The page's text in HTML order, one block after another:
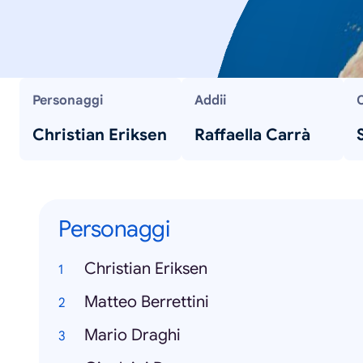
Personaggi
Christian Eriksen
Addii
Raffaella Carrà
Personaggi
Christian Eriksen
Matteo Berrettini
Mario Draghi